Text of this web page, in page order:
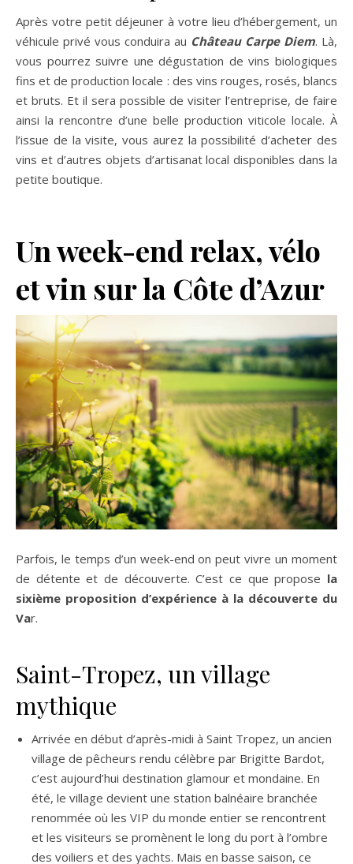
Après votre petit déjeuner à votre lieu d’hébergement, un
véhicule privé vous conduira au Château Carpe Diem. Là,
vous pourrez suivre une dégustation de vins biologiques
fins et de production locale : des vins rouges, rosés, blancs
et bruts. Et il sera possible de visiter l’entreprise, de faire
ainsi la rencontre d’une belle production viticole locale. À
l’issue de la visite, vous aurez la possibilité d’acheter des
vins et d’autres objets d’artisanat local disponibles dans la
petite boutique.
Un week-end relax, vélo
et vin sur la Côte d’Azur
Parfois, le temps d’un week-end on peut vivre un moment
de détente et de découverte. C’est ce que propose la
sixième proposition d’expérience à la découverte du
Var.
Saint-Tropez, un village
mythique
Arrivée en début d’après-midi à Saint Tropez, un ancien
village de pêcheurs rendu célèbre par Brigitte Bardot,
c’est aujourd’hui destination glamour et mondaine. En
été, le village devient une station balnéaire branchée
renommée où les VIP du monde entier se rencontrent
et les visiteurs se promènent le long du port à l’ombre
des voiliers et des yachts. Mais en basse saison, ce